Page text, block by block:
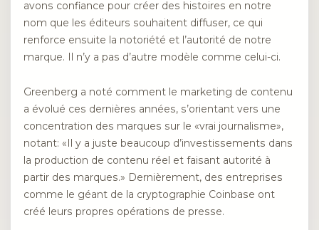
avons confiance pour créer des histoires en notre
nom que les éditeurs souhaitent diffuser, ce qui
renforce ensuite la notoriété et l’autorité de notre
marque. Il n’y a pas d’autre modèle comme celui-ci.
Greenberg a noté comment le marketing de contenu
a évolué ces dernières années, s’orientant vers une
concentration des marques sur le «vrai journalisme»,
notant: «Il y a juste beaucoup d’investissements dans
la production de contenu réel et faisant autorité à
partir des marques.» Dernièrement, des entreprises
comme le géant de la cryptographie Coinbase ont
créé leurs propres opérations de presse.